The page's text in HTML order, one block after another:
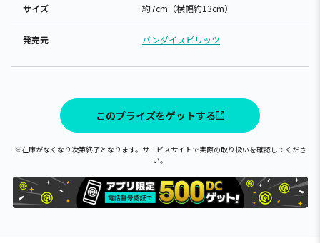
サイズ 約7cm（横幅約13cm）
発売元 バンダイスピリッツ
このプライズをゲットする
※在庫がなくなり次第終了となります。サービスサイトで実際の取り扱いを確認してくださ
い。